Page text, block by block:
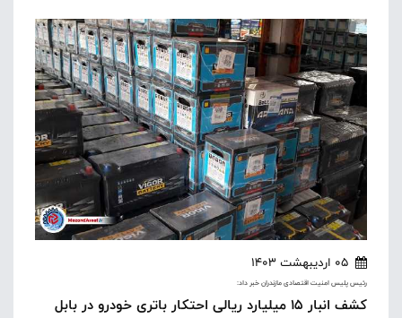
05 اردیبهشت 1403
رئیس پلیس امنیت اقتصادی مازندران خبر داد:
کشف انبار ۱۵ میلیارد ریالی احتکار باتری خودرو در بابل